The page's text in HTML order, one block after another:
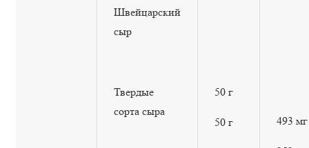
Швейцарский
сыр
Твердые
сорта сыра
50 г
50 г 493 мг